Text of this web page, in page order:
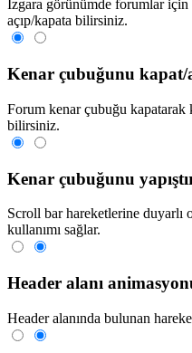
Izgara görünümde forumlar için
açıp/kapata bilirsiniz.
Kenar çubuğunu kapat/
Forum kenar çubuğu kapatarak
bilirsiniz.
Kenar çubuğunu
Scroll bar hareketlerine duyarlı
kullanımı sağlar.
Header alanı
Header alanında bulunan